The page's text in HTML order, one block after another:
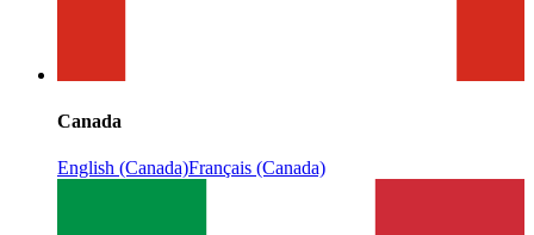
Canada
English (Canada)Français (Canada)